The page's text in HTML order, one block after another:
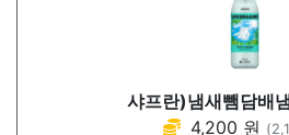
샤프란)냄새뺌담배
4,200 원